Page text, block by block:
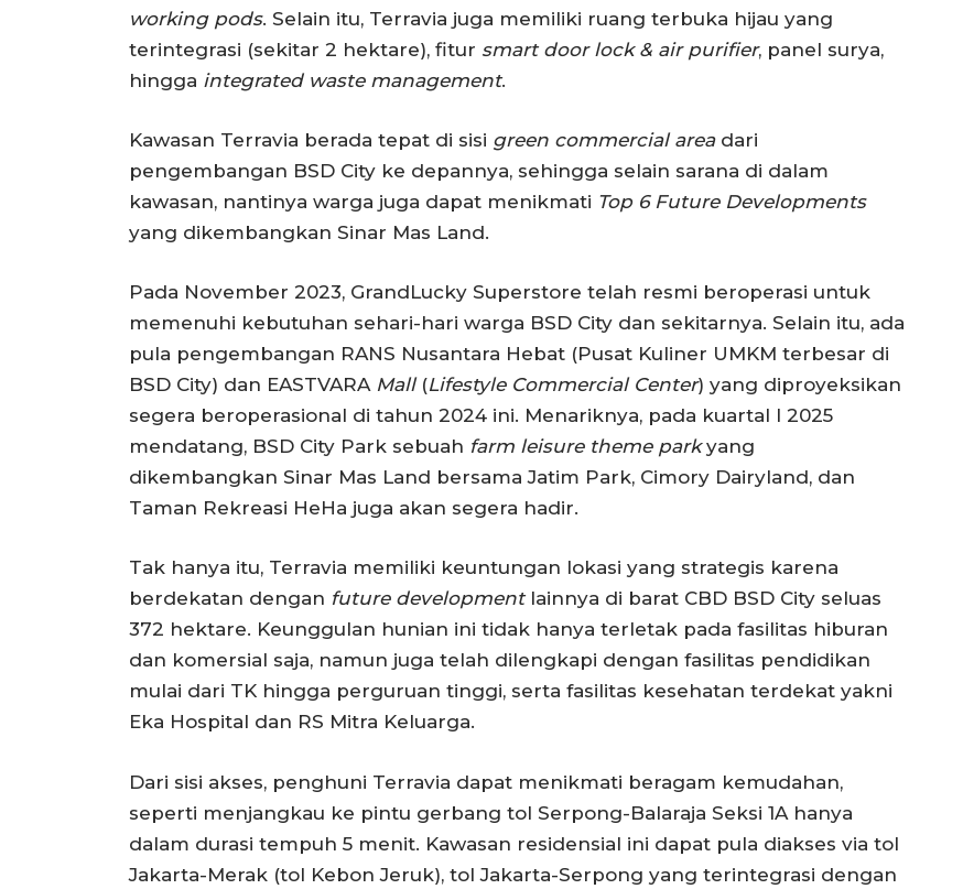
working pods. Selain itu, Terravia juga memiliki ruang terbuka hijau yang
terintegrasi (sekitar 2 hektare), fitur smart door lock & air purifier, panel surya,
hingga integrated waste management.
Kawasan Terravia berada tepat di sisi green commercial areadari
pengembangan BSD City ke depannya, sehingga selain sarana di dalam
kawasan, nantinya warga juga dapat menikmati Top 6 Future Developments
yang dikembangkan Sinar Mas Land.
Pada November 2023, GrandLucky Superstore telah resmi beroperasi untuk
memenuhi kebutuhan sehari-hari warga BSD City dan sekitarnya. Selain itu, ada
pula pengembangan RANS Nusantara Hebat (Pusat Kuliner UMKM terbesar di
BSD City) dan EASTVARA Mall(Lifestyle Commercial Center) yang diproyeksikan
segera beroperasional di tahun 2024 ini. Menariknya, pada kuartal I 2025
mendatang, BSD City Park sebuah farm leisure theme parkyang
dikembangkan Sinar Mas Land bersama Jatim Park, Cimory Dairyland, dan
Taman Rekreasi HeHa juga akan segera hadir.
Tak hanya itu, Terravia memiliki keuntungan lokasi yang strategis karena
berdekatan dengan future developmentlainnya di barat CBD BSD City seluas
372 hektare. Keunggulan hunian ini tidak hanya terletak pada fasilitas hiburan
dan komersial saja, namun juga telah dilengkapi dengan fasilitas pendidikan
mulai dari TK hingga perguruan tinggi, serta fasilitas kesehatan terdekat yakni
Eka Hospital dan RS Mitra Keluarga.
Dari sisi akses, penghuni Terravia dapat menikmati beragam kemudahan,
seperti menjangkau ke pintu gerbang tol Serpong-Balaraja Seksi 1A hanya
dalam durasi tempuh 5 menit. Kawasan residensial ini dapat pula diakses via tol
Jakarta-Merak (tol Kebon Jeruk), tol Jakarta-Serpong yang terintegrasi dengan